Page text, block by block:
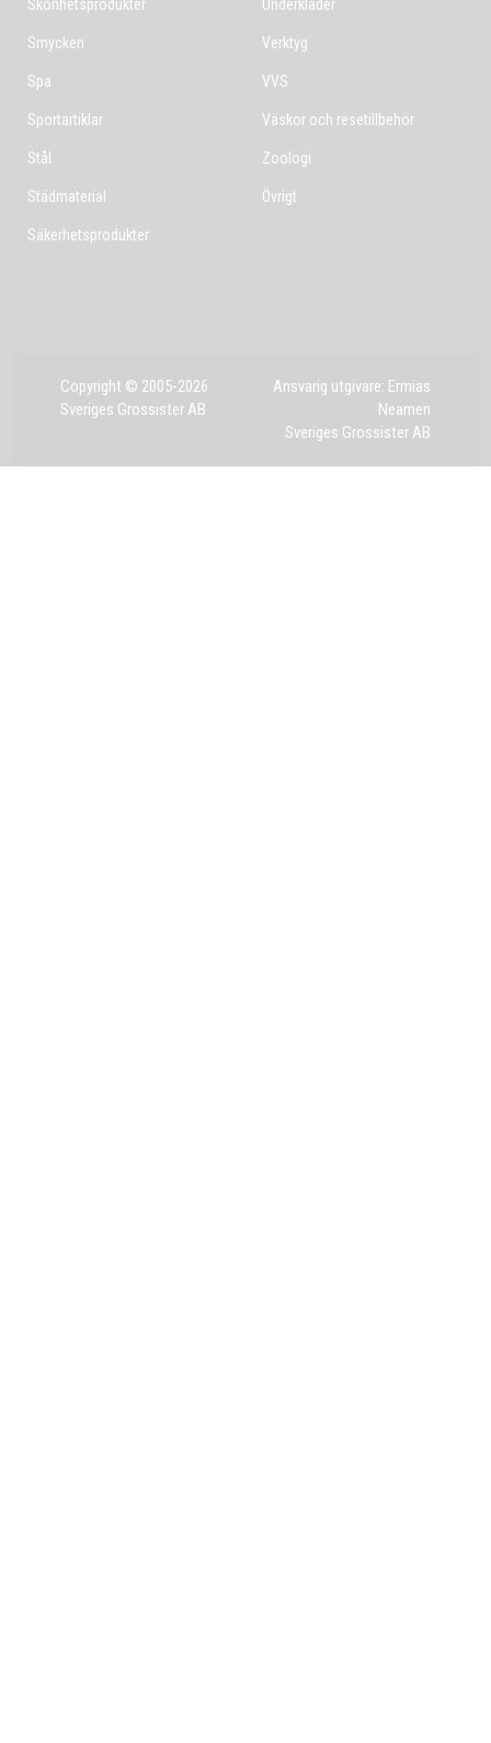
Skönhetsprodukter
Smycken
Spa
Sportartiklar
Stål
Städmaterial
Säkerhetsprodukter
Underkläder
Verktyg
VVS
Väskor och resetillbehör
Zoologi
Övrigt
Copyright © 2005-2026
Sveriges Grossister AB
Ansvarig utgivare: Ermias
Neamen
Sveriges Grossister AB